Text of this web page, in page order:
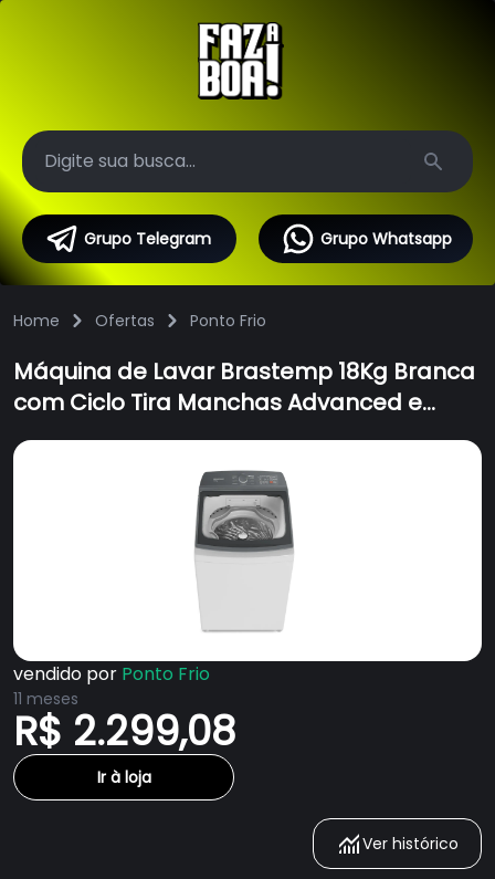
Search
Grupo Telegram Grupo Whatsapp
Home Ofertas Ponto Frio
Máquina de Lavar Brastemp 18Kg Branca
com Ciclo Tira Manchas Advanced e
Ciclo Antibolinha - BWF18AB - 110V
vendido por Ponto Frio
11 meses
R$ 2.299,08
Ir à loja
Ver histórico